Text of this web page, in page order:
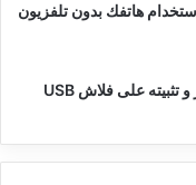
هاتفك بدون تلفزيون
تحميل نسخة MacOS Sierra برابط مباشر و تثبيته على فلاش USB